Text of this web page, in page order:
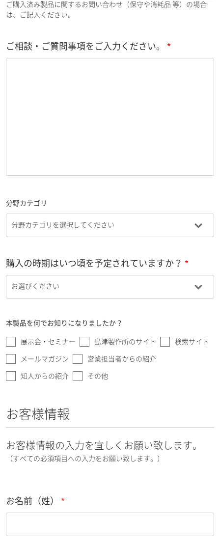
ご購入済み製品に関するお問い合わせ（保守や消耗品 等）の場合
は、ご記入ください。
ご相談・ご質問事項をご入力ください。
分野カテゴリ
購入の時期はいつ頃を予定されていますか？
本製品を何でお知りになりましたか？
展示会・セミナー 島津製作所のサイト 検索サイト
メールマガジン 営業担当者からの紹介
知人からの紹介 その他
お客様情報
お客様情報の入力を宜しくお願い致します。
（すべての必須項目への入力をお願い致します。）
お名前（姓）